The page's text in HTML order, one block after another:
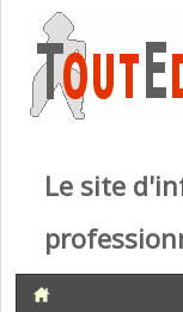
Le site